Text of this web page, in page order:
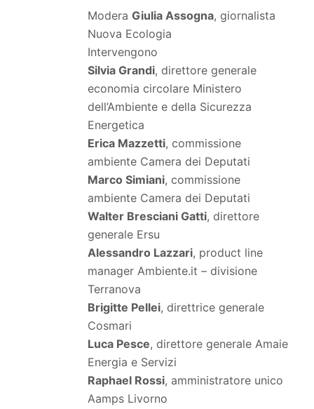
Modera Giulia Assogna, giornalista
Nuova Ecologia
Intervengono
Silvia Grandi, direttore generale
economia circolare Ministero
dell’Ambiente e della Sicurezza
Energetica
Erica Mazzetti, commissione
ambiente Camera dei Deputati
Marco Simiani, commissione
ambiente Camera dei Deputati
Walter Bresciani Gatti, direttore
generale Ersu
Alessandro Lazzari, product line
manager Ambiente.it – divisione
Terranova
Brigitte Pellei, direttrice generale
Cosmari
Luca Pesce, direttore generale Amaie
Energia e Servizi
Raphael Rossi, amministratore unico
Aamps Livorno